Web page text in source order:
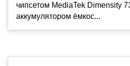
чипсетом MediaTek Dimensity
аккумулятором ёмкос...